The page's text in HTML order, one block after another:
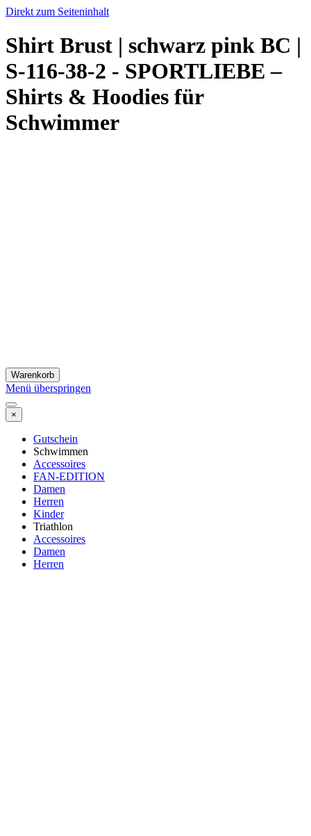
Direkt zum Seiteninhalt
Shirt Brust | schwarz pink BC |
S-116-38-2 - SPORTLIEBE –
Shirts & Hoodies für
Schwimmer
Warenkorb
Menü überspringen
×
Gutschein
Schwimmen
Accessoires
FAN-EDITION
Damen
Herren
Kinder
Triathlon
Accessoires
Damen
Herren